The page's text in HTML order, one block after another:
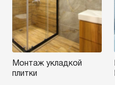
Монтаж укладкой
плитки